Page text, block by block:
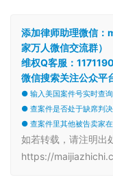
添加律师助理微信
家万人微信交流群）
维权Q客服：
微信搜索关注公众平
● 输入美国案件号实时查
● 查案件是否处于缺席判决
● 查案件里其他被告卖家
如若转载，请注明出
https://